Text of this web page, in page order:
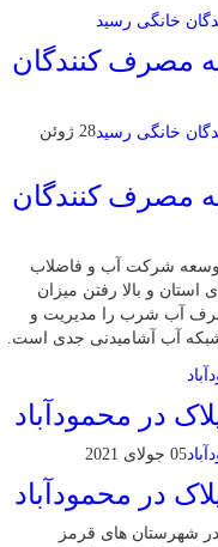
مصرف كنندگان
28 ژوئن
مصرف كنندگان
توسعه شرکت آب و فاضلاب
استان و بالا رفتن میزان
آب شرب را مدیریت و
آب آشامیدنی جدی است.
در محمودآباد
05 جولای 2021
در محمودآباد
در شهر‌ستان های قرمز